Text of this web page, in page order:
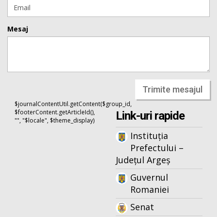
Mesaj
Trimite mesajul
$journalContentUtil.getContent($group_id,
$footerContent.getArticleId(),
"", "$locale", $theme_display)
Link-uri rapide
Instituția
Prefectului –
Județul Argeș
Guvernul
Romaniei
Senat